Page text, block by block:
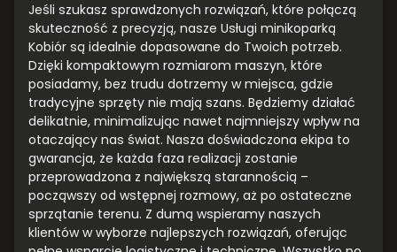
Jeśli szukasz sprawdzonych rozwiązań, które połączą
skuteczność z precyzją, nasze Usługi minikoparką
Kobiór są idealnie dopasowane do Twoich potrzeb.
Dzięki kompaktowym rozmiarom maszyn, które
posiadamy, bez trudu dotrzemy w miejsca, gdzie
tradycyjne sprzęty nie mają szans. Będziemy działać
delikatnie, minimalizując nawet najmniejszy wpływ na
otaczający nas świat. Nasza doświadczona ekipa to
gwarancja, że każda faza realizacji zostanie
przeprowadzona z największą starannością –
począwszy od wstępnej rozmowy, aż po ostateczne
sprzątanie terenu. Z dumą wspieramy naszych
klientów w wyborze najlepszych rozwiązań, oferując